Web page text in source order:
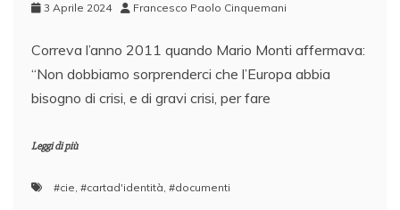
3 Aprile 2024 Francesco Paolo Cinquemani
Correva l’anno 2011 quando Mario Monti affermava:
“Non dobbiamo sorprenderci che l’Europa abbia
bisogno di crisi, e di gravi crisi, per fare
Leggi di più
#cie, #cartad'identità, #documenti